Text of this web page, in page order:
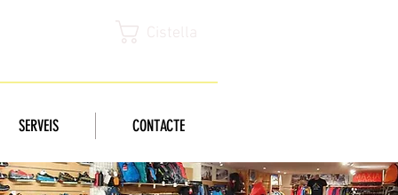
Cistella
SERVEIS CONTACTE